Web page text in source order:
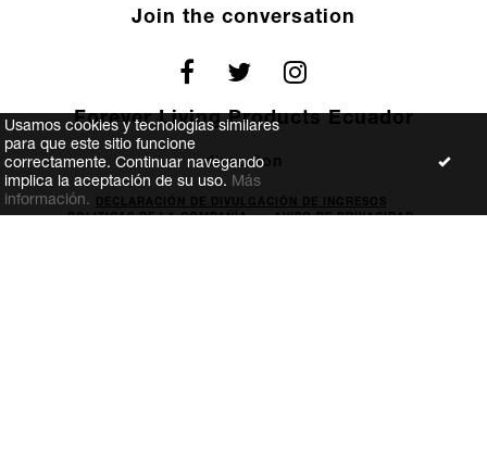
Join the conversation
Forever Living Products Ecuador
direccion
DECLARACIÓN DE DIVULGACIÓN DE INGRESOS
POLITICAS DE LA COMPAÑÍA
AVISO DE PRIVACIDAD
Usamos cookies y tecnologías similares
para que este sitio funcione
correctamente. Continuar navegando
implica la aceptación de su uso. Más
información.